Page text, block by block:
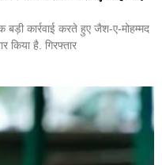
कार्रवाई करते हुए जैश-ए-मोहम्मद
किया है. गिरफ्तार